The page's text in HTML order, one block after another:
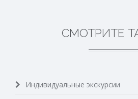
СМОТРИТЕ
Индивидуальные экскурсии